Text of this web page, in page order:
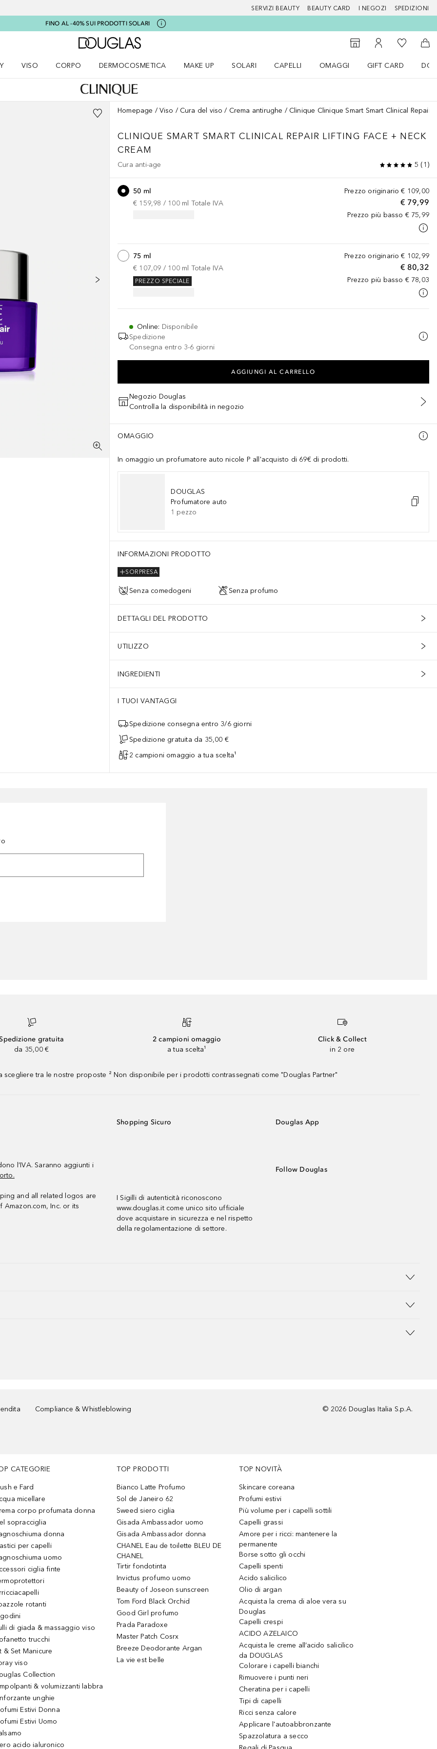
SERVIZI BEAUTY BEAUTY CARD I NEGOZI SPEDIZIONI
FINO AL -40% SUI PRODOTTI SOLARI
A Douglas Home
StorefinderAl Mio Account
Alla Mia
Al
VISO
CORPO
DERMOCOSMETICA
MAKE UP
SOLARI
CAPELLI
OMAGGI
GIFT CARD
Homepage Viso Cura del viso Crema antirughe Clinique Clinique Smart Smart Clinical Repair
CLINIQUE SMART SMART CLINICAL REPAIR LIFTING FACE + NECK
CREAM
Cura anti-age 5 ( 1 )
Prezzo originario € 109,00
€ 79,99
Prezzo più basso € 75,99
50 ml
€ 159,98 / 100 ml Totale IVA
Prezzo originario € 102,99
€ 80,32
Prezzo più basso € 78,03
75 ml
€ 107,09 / 100 ml Totale IVA
PREZZO SPECIALE
Online: Disponibile
Spedizione
Consegna entro 3-6 giorni
AGGIUNGI AL CARRELLO
Negozio Douglas
Controlla la disponibilità in negozio
OMAGGIO
In omaggio un profumatore auto nicole P all'acquisto di 69€ di prodotti.
DOUGLAS
Profumatore auto
1 pezzo
INFORMAZIONI PRODOTTO
SORPRESA
Senza comedogeni Senza profumo
DETTAGLI DEL PRODOTTO
UTILIZZO
INGREDIENTI
I TUOI VANTAGGI
Spedizione consegna entro 3/6 giorni
Spedizione gratuita da 35,00 €
2 campioni omaggio a tua scelta¹
gratuita
da 35,00 €
2 campioni omaggio
a tua scelta¹
Click & Collect
in 2 ore
tra le nostre proposte ² Non disponibile per i prodotti contrassegnati come "Douglas Partner"
l’IVA. Saranno aggiunti i
and all related logos are
Amazon.com, Inc. or its
Shopping Sicuro
I Sigilli di autenticità riconoscono
www.douglas.it come unico sito ufficiale
dove acquistare in sicurezza e nel rispetto
della regolamentazione di settore.
Douglas App
Follow Douglas
Compliance & Whistleblowing
© 2026 Douglas Italia S.p.A.
CATEGORIE
e Fard
micellare
corpo profumata donna
sopracciglia
donna
per capelli
uomo
ciglia finte
rotanti
di giada & massaggio viso
trucchi
& Set Manicure
viso
Collection
& volumizzanti labbra
unghie
Estivi Donna
Estivi Uomo
acido ialuronico
TOP PRODOTTI
Bianco Latte Profumo
Sol de Janeiro 62
Sweed siero ciglia
Gisada Ambassador uomo
Gisada Ambassador donna
CHANEL Eau de toilette BLEU DE
CHANEL
Tirtir fondotinta
Invictus profumo uomo
Beauty of Joseon sunscreen
Tom Ford Black Orchid
Good Girl profumo
Prada Paradoxe
Master Patch Cosrx
Breeze Deodorante Argan
La vie est belle
TOP NOVITÀ
Skincare coreana
Profumi estivi
Più volume per i capelli sottili
Capelli grassi
Amore per i ricci: mantenere la
permanente
Borse sotto gli occhi
Capelli spenti
Acido salicilico
Olio di argan
Acquista la crema di aloe vera su
Douglas
Capelli crespi
ACIDO AZELAICO
Acquista le creme all’acido salicilico
da DOUGLAS
Colorare i capelli bianchi
Rimuovere i punti neri
Cheratina per i capelli
Tipi di capelli
Ricci senza calore
Applicare l'autoabbronzante
Spazzolatura a secco